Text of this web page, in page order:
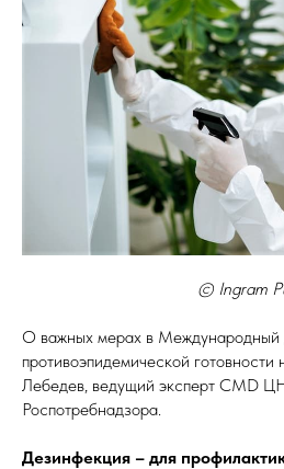
© Ingram
О важных мерах в Международный
противоэпидемической
Лебедев, ведущий эксперт CMD
Роспотребнадзора.
Дезинфекция – для